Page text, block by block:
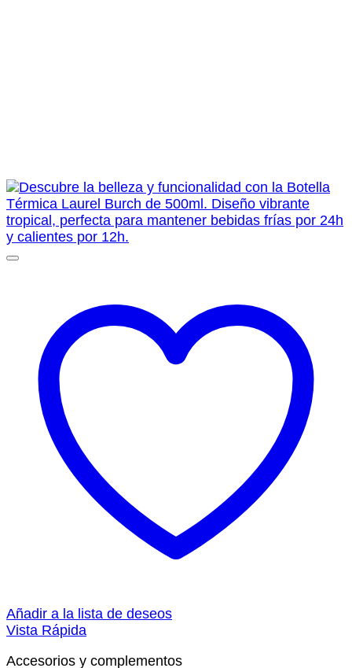
Añadir a la lista de deseos
Vista Rápida
Accesorios y complementos